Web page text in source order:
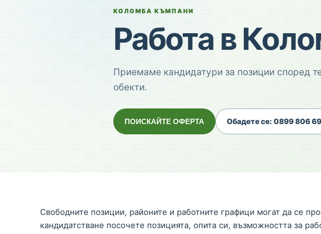
КОЛОМБА КЪМПАНИ
Работа в
Приемаме кандидатури за позиции според
обекти.
ПОИСКАЙТЕ ОФЕРТА Обадете се: 0899 806
Свободните позиции, районите и работните графици могат да се
кандидатстване посочете позицията, опита си, възможността за